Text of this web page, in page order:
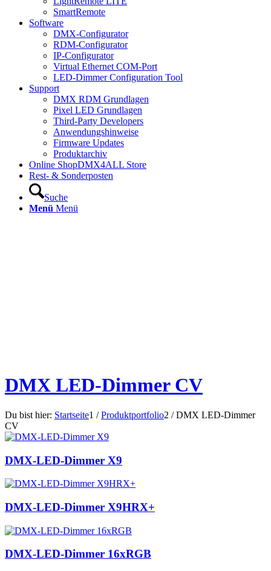
SmartRemote
Software
DMX-Configurator
RDM-Configurator
IP-Configurator
Virtual Ethernet COM-Port
LED-Dimmer Configuration Tool
Support
DMX RDM Grundlagen
Pixel LED Grundlagen
Third-Party Developers
Anwendungshinweise
Firmware Updates
Produktarchiv
Online ShopDMX4ALL Store
Rest- & Sonderposten
Suche
Menü Menü
DMX LED-Dimmer CV
Du bist hier: Startseite1 / Produktportfolio2 / DMX LED-Dimmer
CV
DMX-LED-Dimmer X9
DMX-LED-Dimmer X9HRX+
DMX-LED-Dimmer 16xRGB